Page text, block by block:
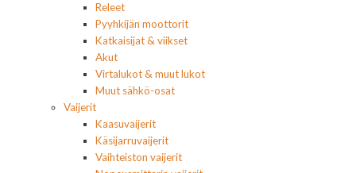
Releet
Pyyhkijän moottorit
Katkaisijat & viikset
Akut
Virtalukot & muut lukot
Muut sähkö-osat
Vaijerit
Kaasuvaijerit
Käsijarruvaijerit
Vaihteiston vaijerit